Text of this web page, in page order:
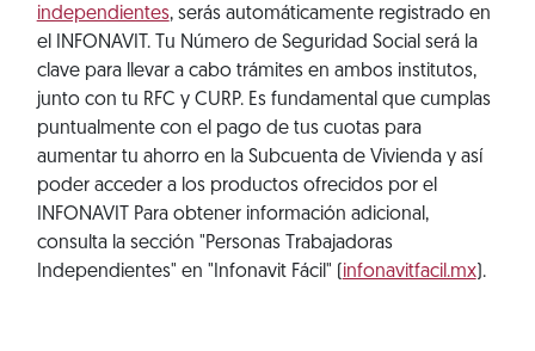
independientes, serás automáticamente registrado en
el INFONAVIT. Tu Número de Seguridad Social será la
clave para llevar a cabo trámites en ambos institutos,
junto con tu RFC y CURP. Es fundamental que cumplas
puntualmente con el pago de tus cuotas para
aumentar tu ahorro en la Subcuenta de Vivienda y así
poder acceder a los productos ofrecidos por el
INFONAVIT Para obtener información adicional,
consulta la sección "Personas Trabajadoras
Independientes" en "Infonavit Fácil" ( infonavitfacil.mx).